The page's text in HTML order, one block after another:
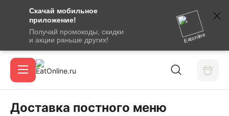
Скачай мобильное
приложение!
Получай промокоды, скидки
и акции раньше других!
Eatonline
сообщение
кодом
подтверждения
Акции
Доставка постного меню